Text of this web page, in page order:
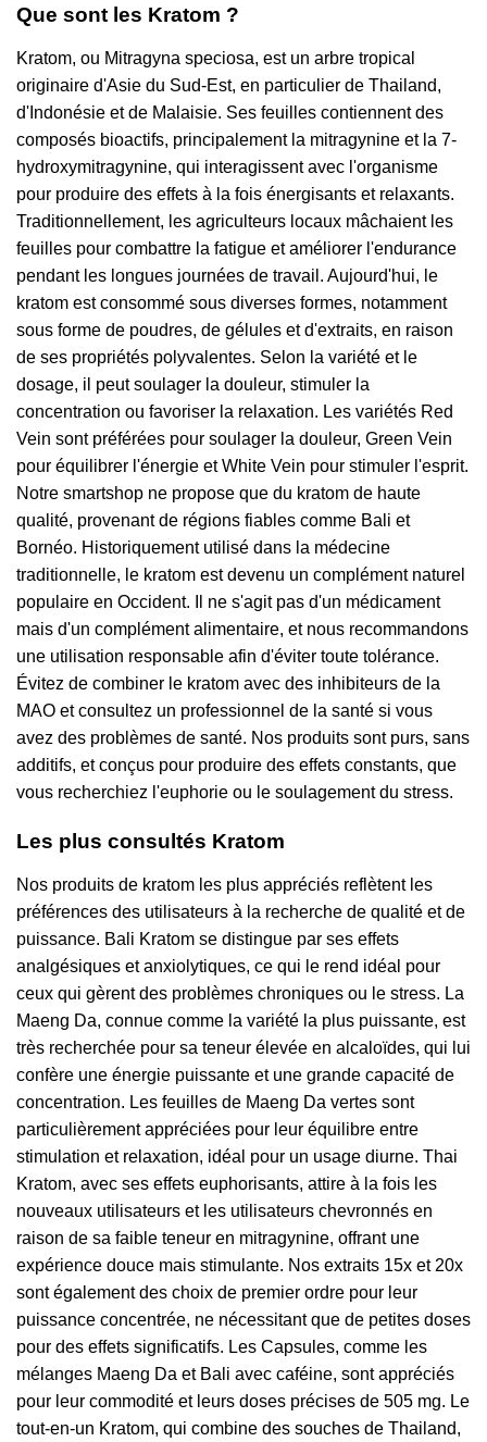
Que sont les Kratom ?
Kratom, ou Mitragyna speciosa, est un arbre tropical
originaire d'Asie du Sud-Est, en particulier de Thailand,
d'Indonésie et de Malaisie. Ses feuilles contiennent des
composés bioactifs, principalement la mitragynine et la 7-
hydroxymitragynine, qui interagissent avec l'organisme
pour produire des effets à la fois énergisants et relaxants.
Traditionnellement, les agriculteurs locaux mâchaient les
feuilles pour combattre la fatigue et améliorer l'endurance
pendant les longues journées de travail. Aujourd'hui, le
kratom est consommé sous diverses formes, notamment
sous forme de poudres, de gélules et d'extraits, en raison
de ses propriétés polyvalentes. Selon la variété et le
dosage, il peut soulager la douleur, stimuler la
concentration ou favoriser la relaxation. Les variétés Red
Vein sont préférées pour soulager la douleur, Green Vein
pour équilibrer l'énergie et White Vein pour stimuler l'esprit.
Notre smartshop ne propose que du kratom de haute
qualité, provenant de régions fiables comme Bali et
Bornéo. Historiquement utilisé dans la médecine
traditionnelle, le kratom est devenu un complément naturel
populaire en Occident. Il ne s'agit pas d'un médicament
mais d'un complément alimentaire, et nous recommandons
une utilisation responsable afin d'éviter toute tolérance.
Évitez de combiner le kratom avec des inhibiteurs de la
MAO et consultez un professionnel de la santé si vous
avez des problèmes de santé. Nos produits sont purs, sans
additifs, et conçus pour produire des effets constants, que
vous recherchiez l'euphorie ou le soulagement du stress.
Les plus consultés Kratom
Nos produits de kratom les plus appréciés reflètent les
préférences des utilisateurs à la recherche de qualité et de
puissance. Bali Kratom se distingue par ses effets
analgésiques et anxiolytiques, ce qui le rend idéal pour
ceux qui gèrent des problèmes chroniques ou le stress. La
Maeng Da, connue comme la variété la plus puissante, est
très recherchée pour sa teneur élevée en alcaloïdes, qui lui
confère une énergie puissante et une grande capacité de
concentration. Les feuilles de Maeng Da vertes sont
particulièrement appréciées pour leur équilibre entre
stimulation et relaxation, idéal pour un usage diurne. Thai
Kratom, avec ses effets euphorisants, attire à la fois les
nouveaux utilisateurs et les utilisateurs chevronnés en
raison de sa faible teneur en mitragynine, offrant une
expérience douce mais stimulante. Nos extraits 15x et 20x
sont également des choix de premier ordre pour leur
puissance concentrée, ne nécessitant que de petites doses
pour des effets significatifs. Les Capsules, comme les
mélanges Maeng Da et Bali avec caféine, sont appréciés
pour leur commodité et leurs doses précises de 505 mg. Le
tout-en-un Kratom, qui combine des souches de Thailand,